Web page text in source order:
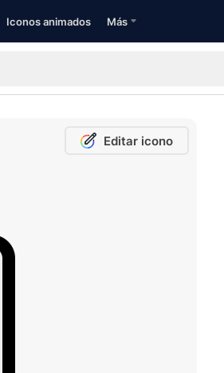
Iconos animados Más
Editar icono